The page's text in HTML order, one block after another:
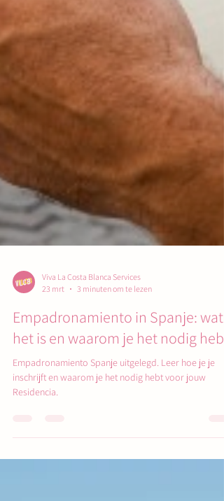
23 mrt
3 minuten om te lezen
Empadronamiento in Spanje: wat
het is en waarom je het nodig hebt
Empadronamiento Spanje uitgelegd. Leer hoe je je